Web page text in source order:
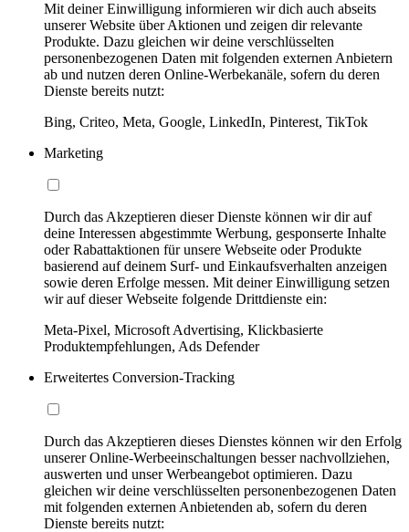
Mit deiner Einwilligung informieren wir dich auch abseits
unserer Website über Aktionen und zeigen dir relevante
Produkte. Dazu gleichen wir deine verschlüsselten
personenbezogenen Daten mit folgenden externen Anbietern
ab und nutzen deren Online-Werbekanäle, sofern du deren
Dienste bereits nutzt:
Bing, Criteo, Meta, Google, LinkedIn, Pinterest, TikTok
Marketing
Durch das Akzeptieren dieser Dienste können wir dir auf
deine Interessen abgestimmte Werbung, gesponserte Inhalte
oder Rabattaktionen für unsere Webseite oder Produkte
basierend auf deinem Surf- und Einkaufsverhalten anzeigen
sowie deren Erfolge messen. Mit deiner Einwilligung setzen
wir auf dieser Webseite folgende Drittdienste ein:
Meta-Pixel, Microsoft Advertising, Klickbasierte
Produktempfehlungen, Ads Defender
Erweitertes Conversion-Tracking
Durch das Akzeptieren dieses Dienstes können wir den Erfolg
unserer Online-Werbeeinschaltungen besser nachvollziehen,
auswerten und unser Werbeangebot optimieren. Dazu
gleichen wir deine verschlüsselten personenbezogenen Daten
mit folgenden externen Anbietenden ab, sofern du deren
Dienste bereits nutzt: